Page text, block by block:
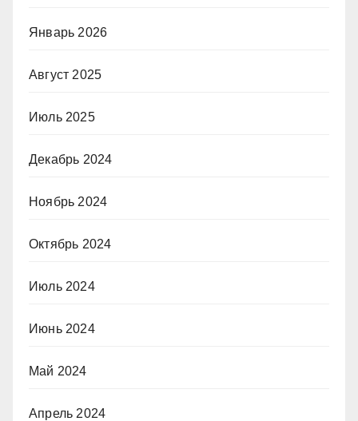
Январь 2026
Август 2025
Июль 2025
Декабрь 2024
Ноябрь 2024
Октябрь 2024
Июль 2024
Июнь 2024
Май 2024
Апрель 2024